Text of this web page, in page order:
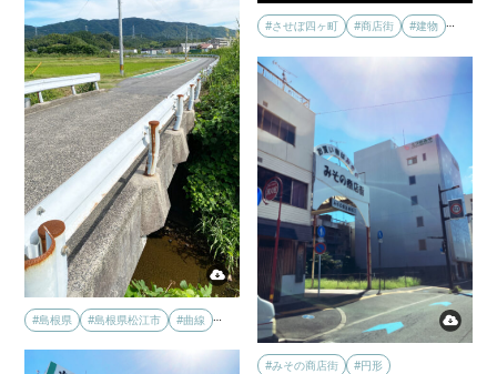
#させぼ四ヶ町 #商店街 #建物 …
#島根県 #島根県松江市 #曲線 …
#みその商店街 #円形